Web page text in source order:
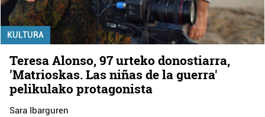
KULTURA
Teresa Alonso, 97 urteko donostiarra,
'Matrioskas. Las niñas de la guerra'
pelikulako protagonista
Sara Ibarguren